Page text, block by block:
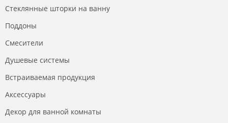
Стеклянные шторки на ванну
Поддоны
Смесители
Душевые системы
Встраиваемая продукция
Аксессуары
Декор для ванной комнаты